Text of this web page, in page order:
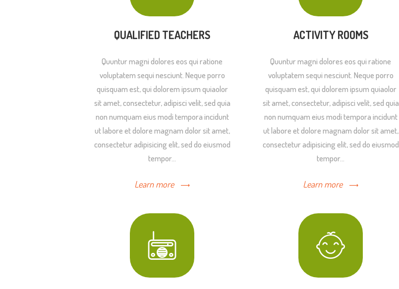
QUALIFIED TEACHERS
Quuntur magni dolores eos qui ratione
voluptatem sequi nesciunt. Neque porro
quisquam est, qui dolorem ipsum quiaolor
sit amet, consectetur, adipisci velit, sed quia
non numquam eius modi tempora incidunt
ut labore et dolore magnam dolor sit amet,
consectetur adipisicing elit, sed do eiusmod
tempor…
Learn more
ACTIVITY ROOMS
Quuntur magni dolores eos qui ratione
voluptatem sequi nesciunt. Neque porro
quisquam est, qui dolorem ipsum quiaolor
sit amet, consectetur, adipisci velit, sed quia
non numquam eius modi tempora incidunt
ut labore et dolore magnam dolor sit amet,
consectetur adipisicing elit, sed do eiusmod
tempor…
Learn more